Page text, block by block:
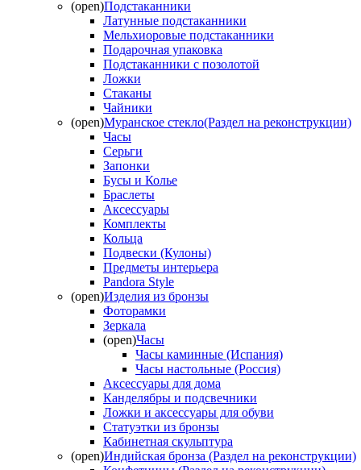
(open)Подстаканники
Латунные подстаканники
Мельхиоровые подстаканники
Подарочная упаковка
Подстаканники с позолотой
Ложки
Стаканы
Чайники
(open)Муранское стекло(Раздел на реконструкции)
Часы
Серьги
Запонки
Бусы и Колье
Браслеты
Аксессуары
Комплекты
Кольца
Подвески (Кулоны)
Предметы интерьера
Pandora Style
(open)Изделия из бронзы
Фоторамки
Зеркала
(open)Часы
Часы каминные (Испания)
Часы настольные (Россия)
Аксессуары для дома
Канделябры и подсвечники
Ложки и аксессуары для обуви
Статуэтки из бронзы
Кабинетная скульптура
(open)Индийская бронза (Раздел на реконструкции)